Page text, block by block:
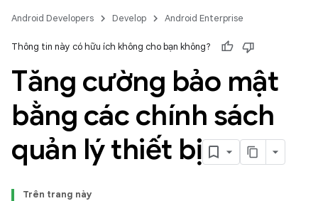
Android Developers Develop Android Enterprise
Thông tin này có hữu ích không cho bạn không?
Tăng cường bảo mật
bằng các chính sách
quản lý thiết bị
Trên trang này